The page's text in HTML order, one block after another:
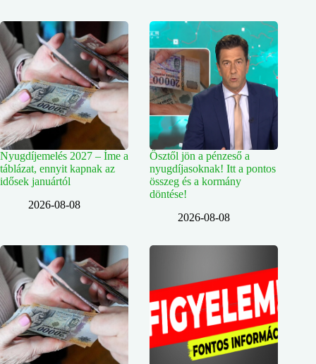
Nyugdíjemelés 2027 – Íme a
táblázat, ennyit kapnak az
idősek januártól
2026-08-08
Ősztől jön a pénzeső a
nyugdíjasoknak! Itt a pontos
összeg és a kormány
döntése!
2026-08-08